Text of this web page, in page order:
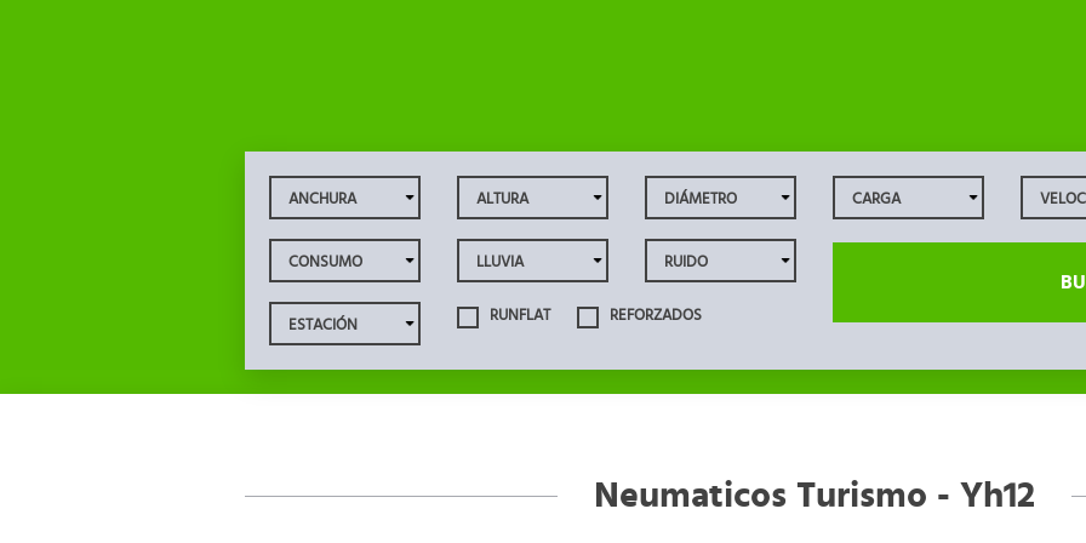
RUNFLAT REFORZADOS
Neumaticos Turismo - Yh12